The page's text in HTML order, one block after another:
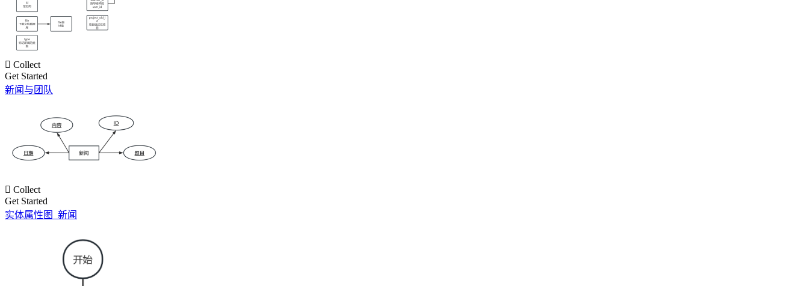
 Collect
Get Started
新闻与团队
 Collect
Get Started
实体属性图_新闻